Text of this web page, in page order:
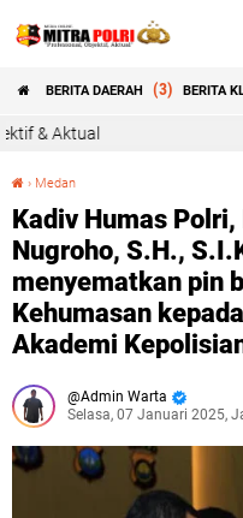
BERITA DAERAH (3) BERITA
› Medan
Kadiv Humas
Nugroho, S.H.,
menyematkan pin
Kehumasan
Akademi
Admin Warta
Selasa, 07 Januari 2025,